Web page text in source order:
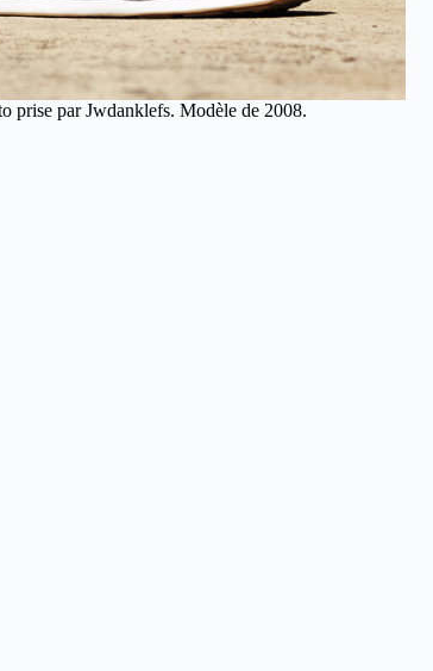
prise par Jwdanklefs. Modèle de 2008.